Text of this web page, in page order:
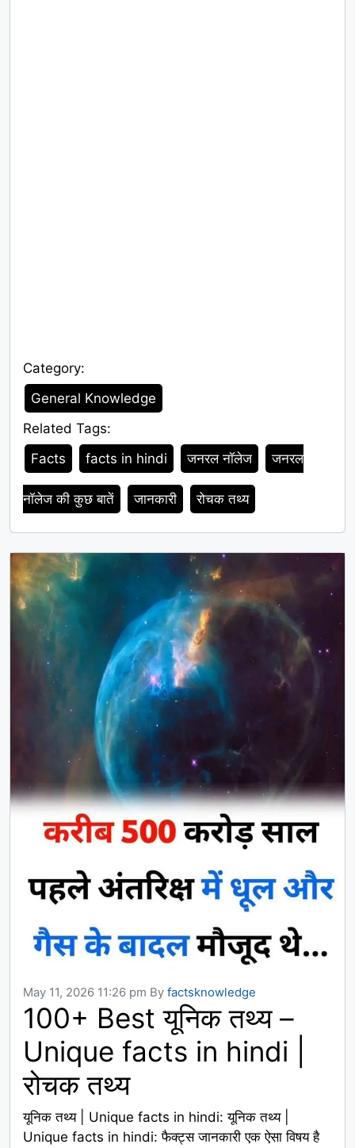
Category:
Category
General Knowledge
Related Tags:
Tags
Facts facts in hindi जनरल नॉलेज जनरल
नॉलेज की कुछ बातें जानकारी रोचक तथ्य
May 11, 2026 11:26 pm By factsknowledge
100+ Best यूनिक तथ्य –
Unique facts in hindi |
रोचक तथ्य
यूनिक तथ्य | Unique facts in hindi: यूनिक तथ्य |
Unique facts in hindi: फैक्ट्स जानकारी एक ऐसा विषय है